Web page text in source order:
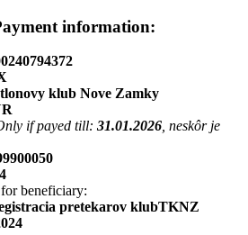
information:
klub Nove Zamky
if payed till: 31.01.2026, neskôr je
beneficiary:
pretekarov klubTKNZ